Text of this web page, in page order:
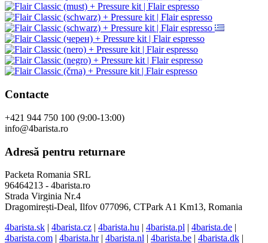
Contacte
+421 944 750 100 (9:00-13:00)
info@4barista.ro
Adresă pentru returnare
Packeta Romania SRL
96464213 - 4barista.ro
Strada Virginia Nr.4
Dragomirești-Deal, Ilfov 077096, CTPark A1 Km13, Romania
4barista.sk | 4barista.cz | 4barista.hu | 4barista.pl | 4barista.de |
4barista.com | 4barista.hr| 4barista.nl | 4barista.be | 4barista.dk |